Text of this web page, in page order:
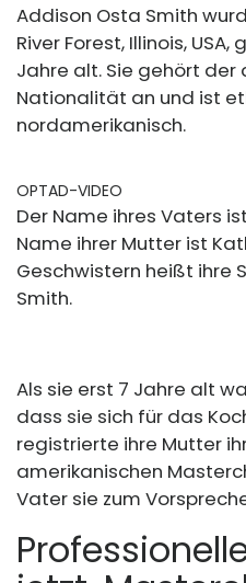
Addison Osta Smith
River Forest, Illinois,
Jahre alt. Sie gehört der
Nationalität an und ist
nordamerikanisch.
OPTAD-VIDEO
Der Name ihres Vaters
Name ihrer Mutter ist
Geschwistern heißt ihre
Smith.
Als sie erst 7 Jahre alt
dass sie sich für das
registrierte ihre Mutter
amerikanischen
Vater sie zum